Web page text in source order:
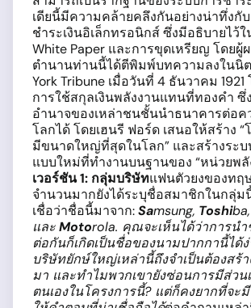
เดียนี้มีความคล้ายคลึงกันอย่างน่าทึ่งกั
ชำระเงินอิเล็กทรอนิกส์ ซึ่งมีอธิบายไว้ใ
White Paper และการขุดเหรียญ โดยผู้
ตำนานท่านนี้ได้ตีพิมพ์บทความลงในนิต
York Tribune เมื่อวันที่ 4 ธันวาคม
การใช้สกุลเงินพลังงานแทนที่ทองคำ ซึ่
อำนาจของเหล่าชนชั้นนำธนาคารต่อค
โลกได้ โดยเฮนรี ฟอร์ด เสนอให้สร้าง
มีขนาดใหญ่ที่สุดในโลก” และสร้างระบ
แบบใหม่ที่ทำงานบนฐานของ “หน่วยพลั
เวอร์ชัน1: กลุ่มบริษัทแฟนตัวยงของท
จำนวนมากยังได้ระบุชื่อสมาชิกในกลุ่ม
เชื่อว่าชื่อนี้มาจาก:Samsung, Toshiba,
และMotorola. คุณจะเห็นได้ว่าการน
ต่อกันก็เกิดเป็นชื่อของนามปากกานี้ได้
บริษัทยักษ์ใหญ่เหล่านี้ถึงจำเป็นต้องสร้
มา และทำไมพวกเขายังซ่อนการมีส่วน
ตนเองในโครงการนี้? แต่ก็คงยากที่จะ